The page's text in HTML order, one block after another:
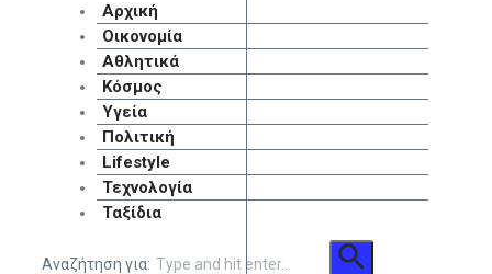
Αρχική
Οικονομία
Αθλητικά
Κόσμος
Υγεία
Πολιτική
Lifestyle
Τεχνολογία
Ταξίδια
Αναζήτηση για: